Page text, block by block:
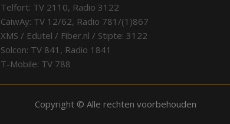
Telfort: TV 2110, Radio 3122
CaiwAy: TV 12/62, Radio 781/(1)867
XMS / Edutel / Fiber.nl / Stipte: 3122
Solcon: TV 841, Radio 1841
T-Mobile: TV 788
Copyright © Alle rechten voorbehouden